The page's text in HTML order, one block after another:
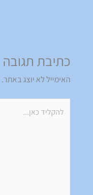
כתיבת תגובה
האימייל לא יוצג באתר.